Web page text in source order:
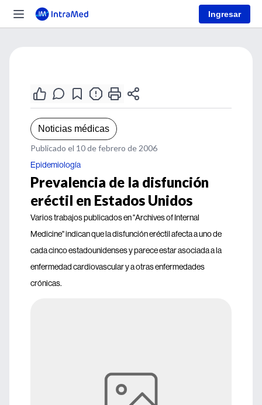
Ingresar
Noticias médicas
Publicado el 10 de febrero de 2006
Epidemiología
Prevalencia de la disfunción
eréctil en Estados Unidos
Varios trabajos publicados en "Archives of Internal
Medicine" indican que la disfunción eréctil afecta a uno de
cada cinco estadounidenses y parece estar asociada a la
enfermedad cardiovascular y a otras enfermedades
crónicas.